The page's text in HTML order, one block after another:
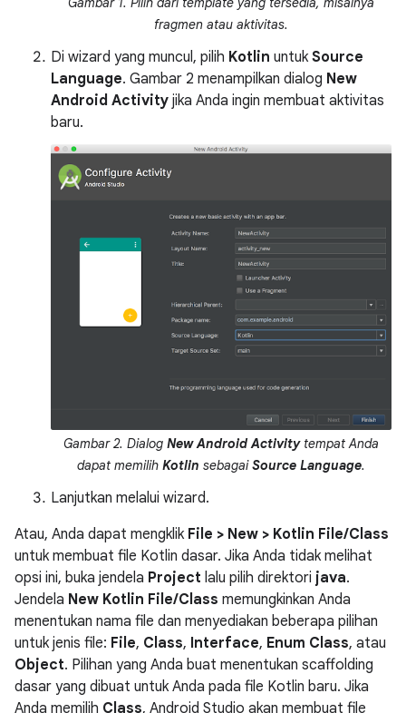
fragmen atau aktivitas.
Di wizard yang muncul, pilih Kotlin untuk Source
Language. Gambar 2 menampilkan dialog New
Android Activity jika Anda ingin membuat aktivitas
baru.
Gambar 2. Dialog New Android Activitytempat Anda
dapat memilih Kotlin sebagaiSource Language.
Lanjutkan melalui wizard.
Atau, Anda dapat mengklik File > New > Kotlin File/Class
untuk membuat file Kotlin dasar. Jika Anda tidak melihat
opsi ini, buka jendela Project lalu pilih direktori java.
Jendela New Kotlin File/Class memungkinkan Anda
menentukan nama file dan menyediakan beberapa pilihan
untuk jenis file: File, Class, Interface, Enum Class, atau
Object. Pilihan yang Anda buat menentukan scaffolding
dasar yang dibuat untuk Anda pada file Kotlin baru. Jika
Anda memilih Class, Android Studio akan membuat file